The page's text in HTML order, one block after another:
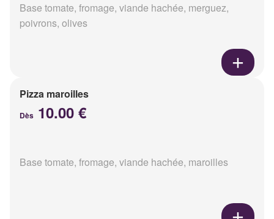
Base tomate, fromage, viande hachée, merguez,
poivrons, olives
Pizza maroilles
Dès 10.00 €
Base tomate, fromage, viande hachée, maroilles